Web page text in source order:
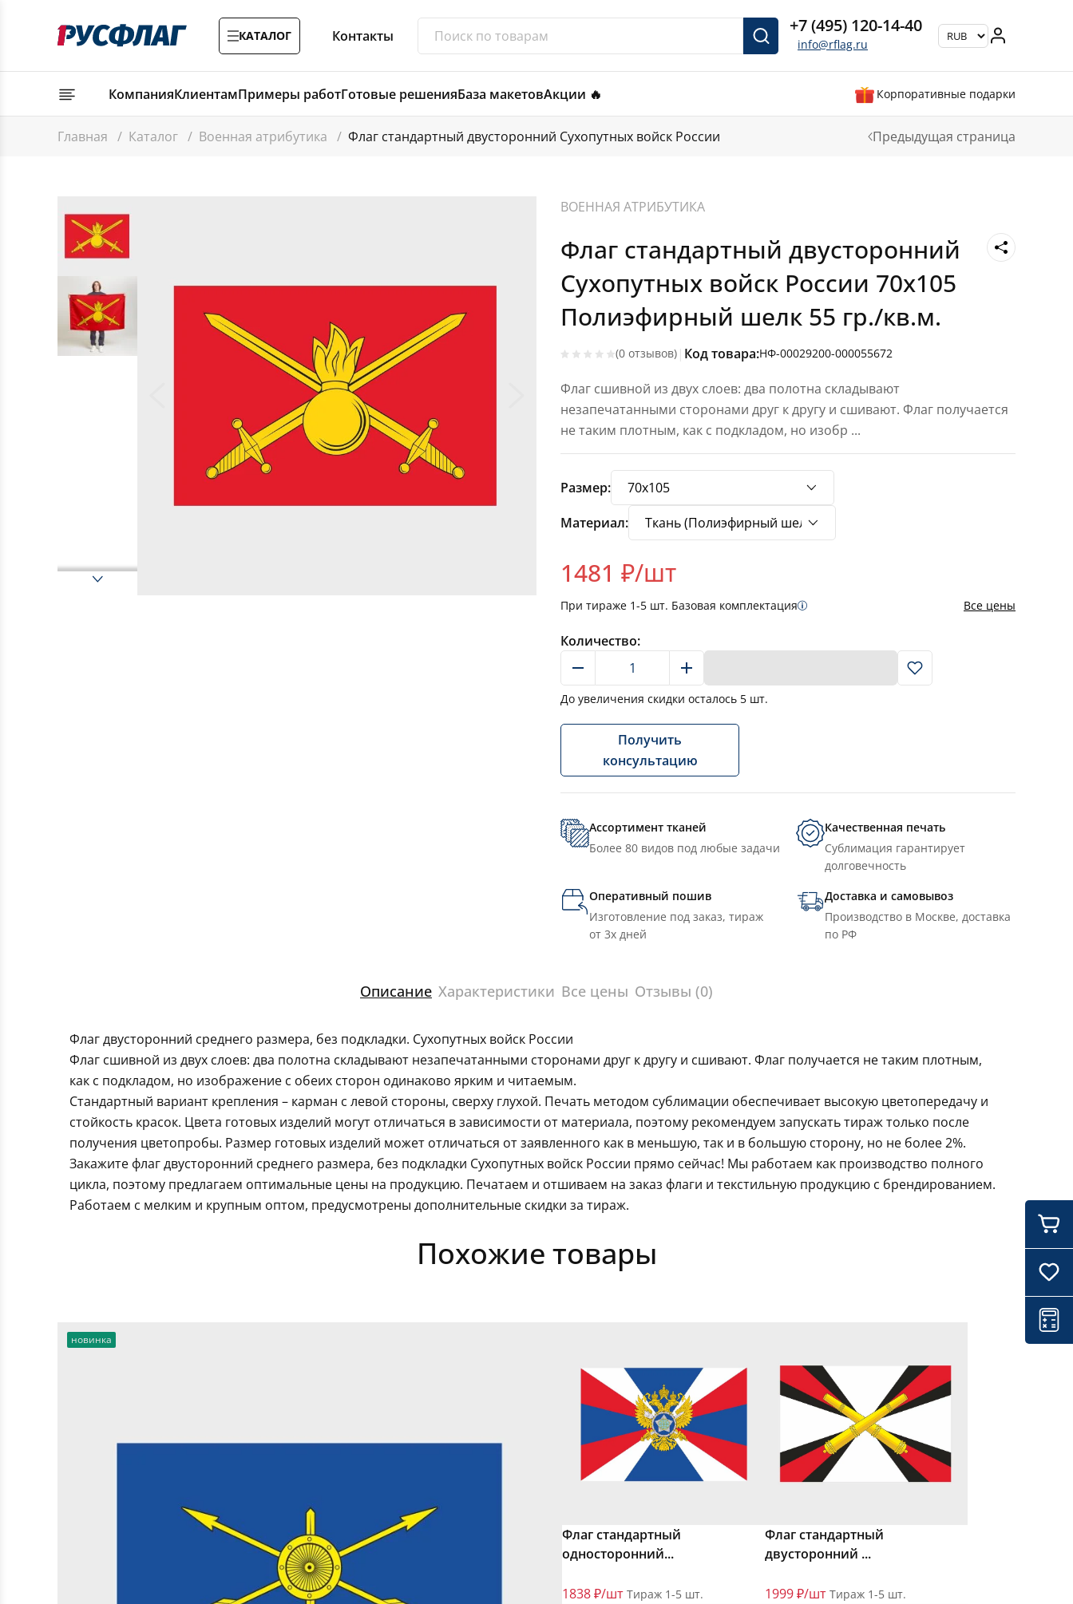
КАТАЛОГ Контакты +7 (495) 120-14-40
info@rflag.ru
КомпанияКлиентамПримеры работГотовые решенияБаза макетовАкции 🔥 Корпоративные подарки
Главная / Каталог / Военная атрибутика / Флаг стандартный двусторонний Сухопутных войск России Предыдущая страница
ВОЕННАЯ АТРИБУТИКА
Флаг стандартный двусторонний
Сухопутных войск России 70х105
Полиэфирный шелк 55 гр./кв.м.
(0 отзывов) | Код товара:НФ-00029200-000055672
Флаг сшивной из двух слоев: два полотна складывают
незапечатанными сторонами друг к другу и сшивают. Флаг получается
не таким плотным, как с подкладом, но изобр ...
Размер:
Материал:
1481 ₽/шт
При тираже 1-5 шт. Базовая комплектация Все цены
Количество:
До увеличения скидки осталось 5 шт.
Получить
консультацию
Ассортимент тканей
Более 80 видов под любые задачи
Качественная печать
Сублимация гарантирует
долговечность
Оперативный пошив
Изготовление под заказ, тираж
от 3х дней
Доставка и самовывоз
Производство в Москве, доставка
по РФ
Описание Характеристики Все цены Отзывы (0)
Флаг двусторонний среднего размера, без подкладки. Сухопутных войск России
Флаг сшивной из двух слоев: два полотна складывают незапечатанными сторонами друг к другу и сшивают. Флаг получается не таким плотным,
как с подкладом, но изображение с обеих сторон одинаково ярким и читаемым.
Стандартный вариант крепления – карман с левой стороны, сверху глухой. Печать методом сублимации обеспечивает высокую цветопередачу и
стойкость красок. Цвета готовых изделий могут отличаться в зависимости от материала, поэтому рекомендуем запускать тираж только после
получения цветопробы. Размер готовых изделий может отличаться от заявленного как в меньшую, так и в большую сторону, но не более 2%.
Закажите флаг двусторонний среднего размера, без подкладки Сухопутных войск России прямо сейчас! Мы работаем как производство полного
цикла, поэтому предлагаем оптимальные цены на продукцию. Печатаем и отшиваем на заказ флаги и текстильную продукцию с брендированием.
Работаем с мелким и крупным оптом, предусмотрены дополнительные скидки за тираж.
Похожие товары
новинка
Флаг стандартный
односторонний...
1838 ₽/шт Тираж 1-5 шт.
Флаг стандартный
двусторонний ...
1999 ₽/шт Тираж 1-5 шт.